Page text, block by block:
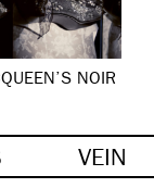
NOIR
VEIN